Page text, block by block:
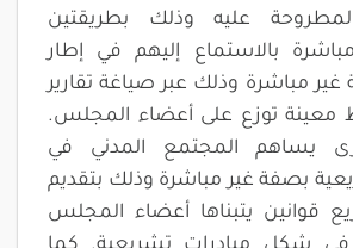
عليه وذلك بطريقتين
بالاستماع إليهم في إطار
غير مباشرة وذلك عبر صياغة تقارير
معينة توزع على أعضاء المجلس.
يساهم المجتمع المدني في
بصفة غير مباشرة وذلك بتقديم
قوانين يتبناها أعضاء المجلس